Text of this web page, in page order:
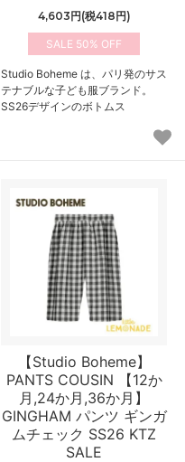
4,603円(税418円)
50%
Studio Boheme は、パリ発のサス
テナブルな子ども服ブランド。
SS26デザインのボトムス
【Studio Boheme】
PANTS COUSIN 【12か
月,24か月,36か月】
GINGHAM パンツ ギンガ
ムチェック SS26 KTZ
SALE